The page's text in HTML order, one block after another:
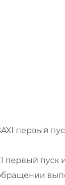
первый
первый пуск